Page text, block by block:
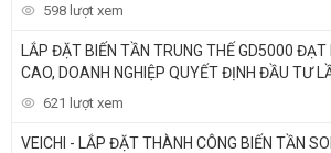
598 lượt xem
LẮP ĐẶT BIẾN TẦN TRUNG THẾ GD5000 ĐẠT
CAO, DOANH NGHIỆP QUYẾT ĐỊNH ĐẦU TƯ
621 lượt xem
VEICHI - LẮP ĐẶT THÀNH CÔNG BIẾN TẦN SOLAR - SIS